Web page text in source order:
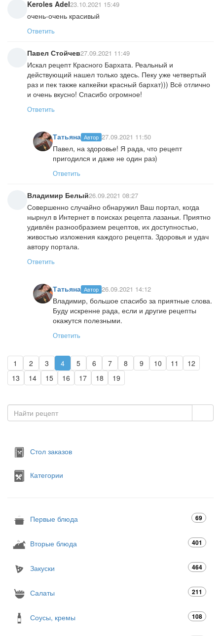
Keroles Adel23.10.2021 15:49
очень-очень красивый
Ответить
Павел Стойчев27.09.2021 11:49
Искал рецепт Красного Бархата. Реальный и
действующий нашел только здесь. Пеку уже четвертый
раз и пек также капкейки красный бархат))) Всё отлично
и очень вкусно! Спасибо огромное!
Ответить
Татьяна Автор 27.09.2021 11:50
Павел, на здоровье! Я рада, что рецепт
пригодился и даже не один раз)
Ответить
Владимир Белый26.09.2021 08:27
Совершенно случайно обнаружил Ваш портал, когда
нырнул в Интернет в поисках рецепта лазаньи. Приятно
удивлён разнообразием рецептов, их доступностью,
живостью изложения каждого рецепта. Здоровья и удач
автору портала.
Ответить
Татьяна Автор 26.09.2021 14:12
Владимир, большое спасибо за приятные слова.
Буду искренне рада, если и другие рецепты
окажутся полезными.
Ответить
1 2 3 4 5 6 7 8 9 10 11
12
13
14 15 16 17 18 19
Стол заказов
Категории
Первые блюда 69
Вторые блюда 401
Закуски 464
Салаты 211
Соусы, кремы 108